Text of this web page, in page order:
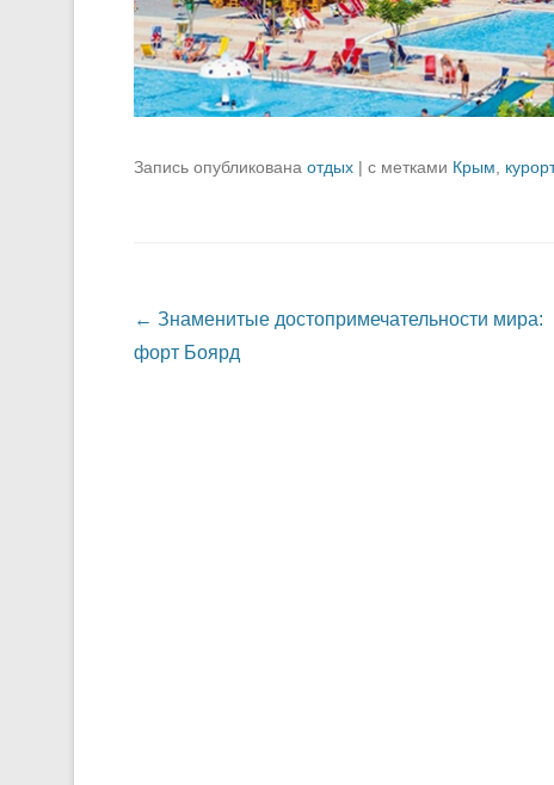
Запись опубликована отдых | с метками Крым, курорт
Навигация по записям
← Знаменитые достопримечательности мира:
форт Боярд